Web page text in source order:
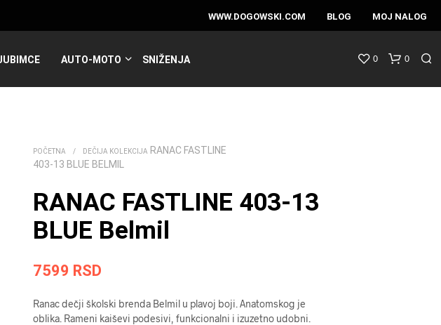
WWW.DOGOWSKI.COM BLOG MOJ NALOG
AUTO-MOTO SNIŽENJA 0 0
POČETNA / DEČIJA KOLEKCIJA RANAC FASTLINE
403-13 BLUE BELMIL
RANAC FASTLINE 403-13
BLUE Belmil
7599 RSD
Ranac dečji školski brenda Belmil u plavoj boji. Anatomskog je
oblika. Rameni kaiševi podesivi, funkcionalni i izuzetno udobni.